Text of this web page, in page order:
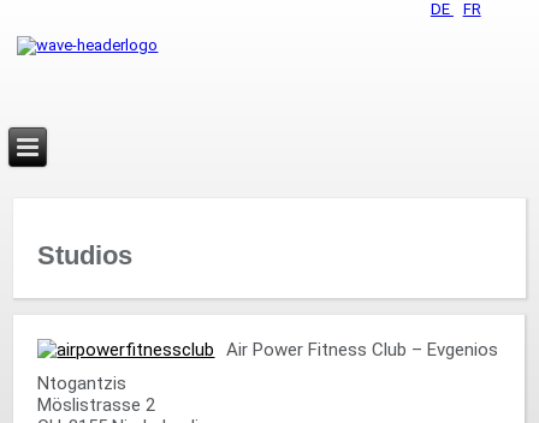
DE FR
Studios
Air Power Fitness Club – Evgenios
Ntogantzis
Möslistrasse 2